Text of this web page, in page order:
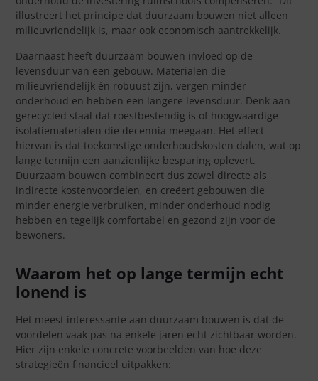
illustreert het principe dat duurzaam bouwen niet alleen
milieuvriendelijk is, maar ook economisch aantrekkelijk.
Daarnaast heeft duurzaam bouwen invloed op de
levensduur van een gebouw. Materialen die
milieuvriendelijk én robuust zijn, vergen minder
onderhoud en hebben een langere levensduur. Denk aan
gerecycled staal dat roestbestendig is of hoogwaardige
isolatiematerialen die decennia meegaan. Het effect
hiervan is dat toekomstige onderhoudskosten dalen, wat op
lange termijn een aanzienlijke besparing oplevert.
Duurzaam bouwen combineert dus zowel directe als
indirecte kostenvoordelen, en creëert gebouwen die
minder energie verbruiken, minder onderhoud nodig
hebben en tegelijk comfortabel en gezond zijn voor de
bewoners.
Waarom het op lange termijn echt
lonend is
Het meest interessante aan duurzaam bouwen is dat de
voordelen vaak pas na enkele jaren echt zichtbaar worden.
Hier zijn enkele concrete voorbeelden van hoe deze
strategieën financieel uitpakken: